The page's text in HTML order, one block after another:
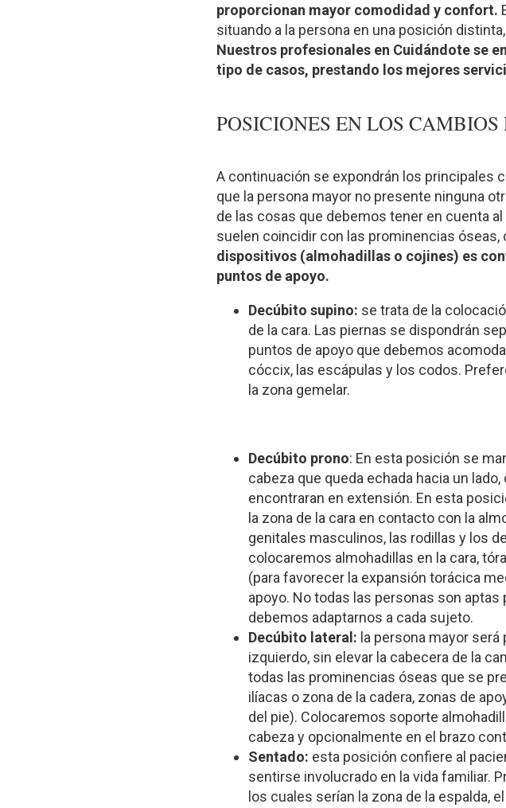
proporcionan mayor comodidad y confort.
situando a la persona en una posición
Nuestros profesionales en Cuidándote se
tipo de casos, prestando los mejores
POSICIONES EN LOS CAMBIOS
A continuación se expondrán los principales
que la persona mayor no presente ninguna
de las cosas que debemos tener en cuenta
suelen coincidir con las prominencias
dispositivos (almohadillas o cojines) es
puntos de apoyo.
Decúbito supino: se trata de la
de la cara. Las piernas se dispondrán
puntos de apoyo que debemos
cóccix, las escápulas y los codos.
la zona gemelar.
Decúbito prono: En esta posición se
cabeza que queda echada hacia un
encontraran en extensión. En esta
la zona de la cara en contacto con la
genitales masculinos, las rodillas y los
colocaremos almohadillas en la cara,
(para favorecer la expansión torácica
apoyo. No todas las personas son
debemos adaptarnos a cada sujeto.
Decúbito lateral: la persona mayor
izquierdo, sin elevar la cabecera de la
todas las prominencias óseas que se
ilíacas o zona de la cadera, zonas de
del pie). Colocaremos soporte
cabeza y opcionalmente en el brazo
Sentado: esta posición confiere al
sentirse involucrado en la vida familiar.
los cuales serían la zona de la espalda,